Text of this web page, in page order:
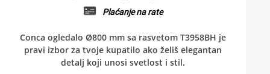
Plaćanje na rate
Conca ogledalo Ø800 mm sa rasvetom T3958BH je
pravi izbor za tvoje kupatilo ako želiš elegantan
detalj koji unosi svetlost i stil.